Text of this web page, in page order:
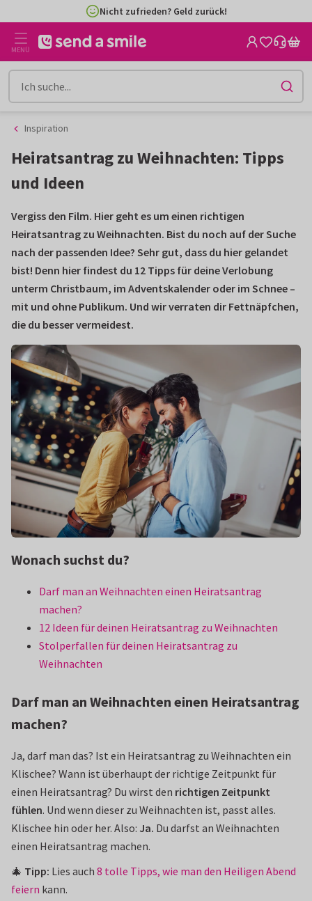
Inhalt
gehen
Filter
MENÜ
Inspiration
Heiratsantrag zu Weihnachten: Tipps
und Ideen
Vergiss den Film. Hier geht es um einen richtigen
Heiratsantrag zu Weihnachten. Bist du noch auf der Suche
nach der passenden Idee? Sehr gut, dass du hier gelandet
bist! Denn hier findest du 12 Tipps für deine Verlobung
unterm Christbaum, im Adventskalender oder im Schnee –
mit und ohne Publikum. Und wir verraten dir Fettnäpfchen,
die du besser vermeidest.
Wonach suchst du?
Darf man an Weihnachten einen Heiratsantrag
machen?
12 Ideen für deinen Heiratsantrag zu Weihnachten
Stolperfallen für deinen Heiratsantrag zu
Weihnachten
Darf man an Weihnachten einen Heiratsantrag
machen?
Ja, darf man das? Ist ein Heiratsantrag zu Weihnachten ein
Klischee? Wann ist überhaupt der richtige Zeitpunkt für
einen Heiratsantrag? Du wirst den richtigen Zeitpunkt
fühlen. Und wenn dieser zu Weihnachten ist, passt alles.
Klischee hin oder her. Also: Ja. Du darfst an Weihnachten
einen Heiratsantrag machen.
🎄 Tipp: Lies auch 8 tolle Tipps, wie man den Heiligen Abend
feiern kann.